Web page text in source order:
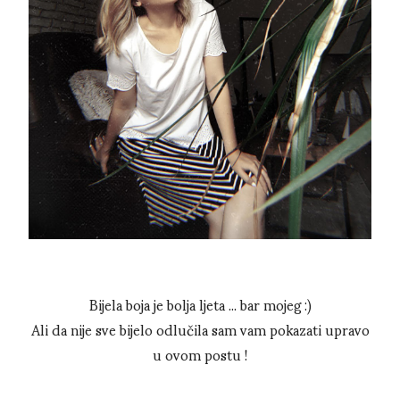
Bijela boja je bolja ljeta ... bar mojeg :)
Ali da nije sve bijelo odlučila sam vam pokazati upravo
u ovom postu !